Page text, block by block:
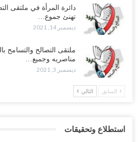
دائرة المرأة في ملتقى
تهنئ جموع…
ديسمبر 14, 2021
ملتقى التصالح والتسامح
مناصريه وجميع…
ديسمبر 3, 2021
السابق التالي
استطلاع وتحقيقات